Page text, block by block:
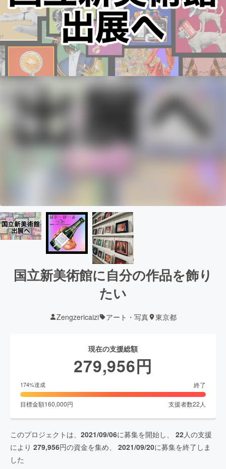
国立新美術館に自分の作品を飾り
たい
Zengzericaizi アート・写真 東京都
現在の支援総額
279,956円
174%達成 終了
目標金額160,000円 支援者数22 人
このプロジェクトは、 2021/09/06に募集を開始し、 22人の支援
により 279,956円の資金を集め、 2021/09/20に募集を終了しま
した